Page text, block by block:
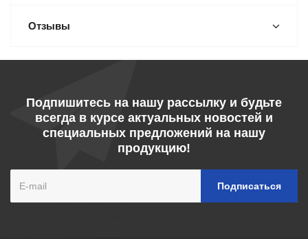
Отзывы
Подпишитесь на нашу рассылку и будьте
всегда в курсе актуальных новостей и
специальных предложений на нашу
продукцию!